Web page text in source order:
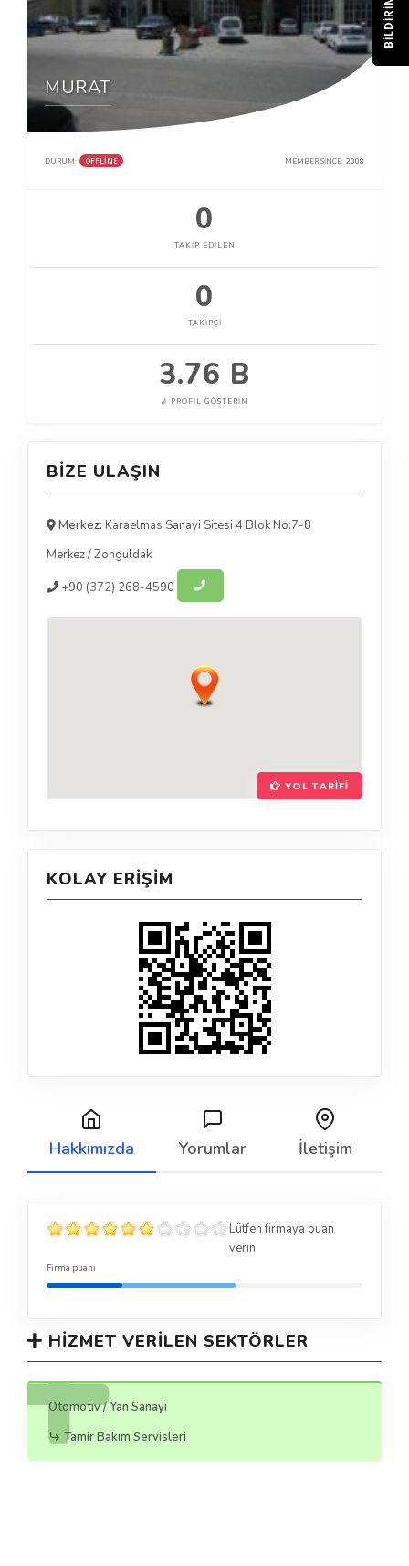
MURAT
DURUM: OFFLINE MEMBER SINCE: 2008
0
TAKIP EDILEN
0
TAKIPÇI
3.76 B
PROFIL GÖSTERIM
BIZE ULAŞIN
Merkez: Karaelmas Sanayi Sitesi 4 Blok No:7-8
Merkez/Zonguldak
+90 (372) 268-4590
YOL TARIFI
KOLAY ERIŞIM
Hakkımızda Yorumlar İletişim
Lütfen firmaya puan
verin
Firma puanı
HIZMET VERILEN SEKTÖRLER
Otomotiv / Yan Sanayi
Tamir Bakım Servisleri
BILDIRIM